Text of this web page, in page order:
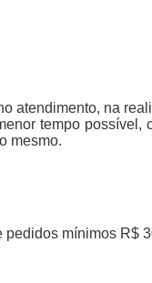
atendimento, na
tempo
mesmo.
mínimos R$